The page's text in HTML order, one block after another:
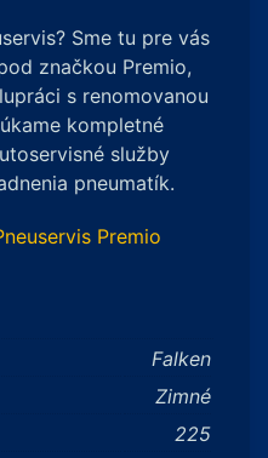
Sme tu pre vás
značkou Premio,
s renomovanou
kompletné
služby
pneumatík.
Premio
Falken
Zimné
225